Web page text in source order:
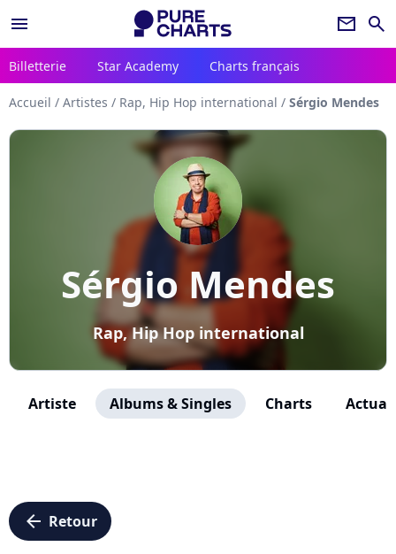
menu newsletter search
Billetterie Star Academy Charts français
Accueil / Artistes / Rap, Hip Hop international / Sérgio Mendes
Sérgio Mendes
Rap, Hip Hop international
Artiste Albums & Singles Charts
arrow_left Retour